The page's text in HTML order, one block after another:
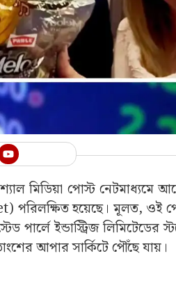
মিডিয়া পোস্ট নেটমাধ্যমে
পরিলক্ষিত হয়েছে। মূলত, ওই
পার্লে ইন্ডাস্ট্রিজ লিমিটেডের
আপার সার্কিটে পৌঁছে যায়।